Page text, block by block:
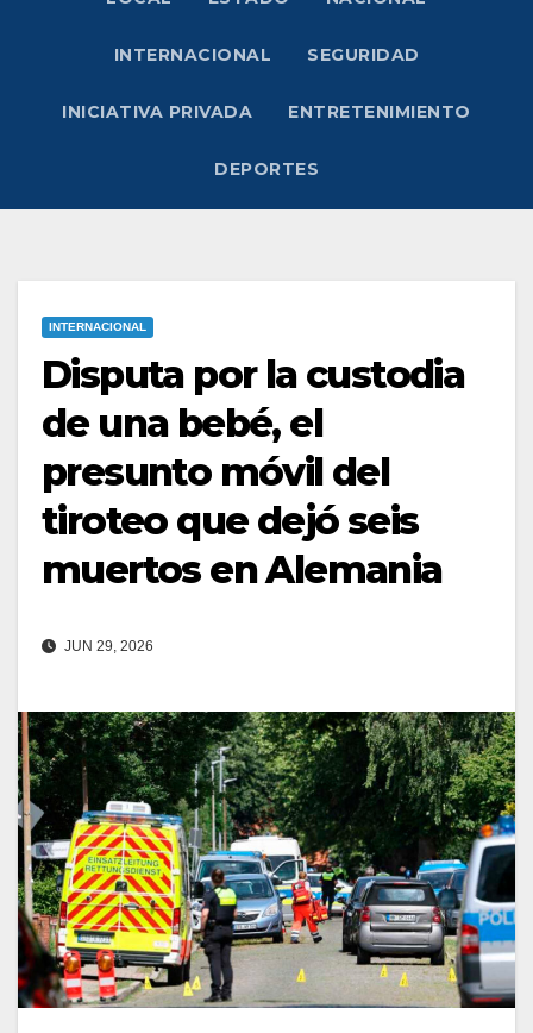
INTERNACIONAL SEGURIDAD
INICIATIVA PRIVADA ENTRETENIMIENTO
DEPORTES
INTERNACIONAL
Disputa por la custodia
de una bebé, el
presunto móvil del
tiroteo que dejó seis
muertos en Alemania
JUN 29, 2026